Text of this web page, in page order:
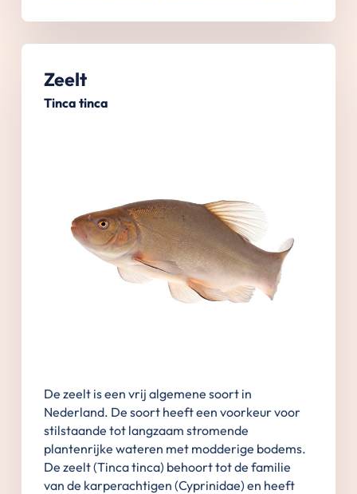
Zeelt
Tinca tinca
De zeelt is een vrij algemene soort in
Nederland. De soort heeft een voorkeur voor
stilstaande tot langzaam stromende
plantenrijke wateren met modderige bodems.
De zeelt (Tinca tinca) behoort tot de familie
van de karperachtigen (Cyprinidae) en heeft